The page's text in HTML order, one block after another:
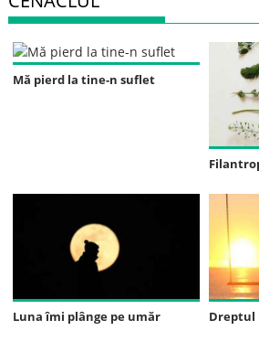
Mă pierd la tine-n suflet
Luna îmi plânge pe umăr Dreptul